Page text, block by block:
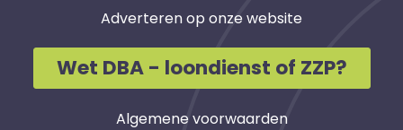
Adverteren op onze website
Wet DBA - loondienst of ZZP?
Algemene voorwaarden